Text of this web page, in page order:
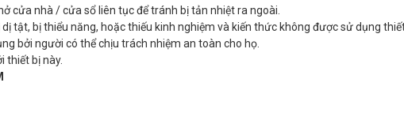
cửa nhà / cửa sổ liên tục để tránh bị tản nhiệt ra ngoài.
tật, bị thiểu năng, hoặc thiếu kinh nghiệm và kiến thức không được sử dụng
bởi người có thể chịu trách nhiệm an toàn cho họ.
thiết bị này.